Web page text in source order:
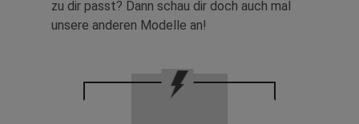
zu dir passt? Dann schau dir doch auch mal
unsere anderen Modelle an!